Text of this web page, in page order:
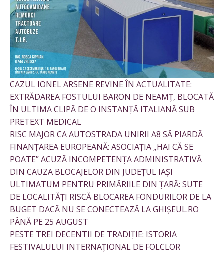
CAZUL IONEL ARSENE REVINE ÎN ACTUALITATE:
EXTRĂDAREA FOSTULUI BARON DE NEAMȚ, BLOCATĂ
ÎN ULTIMA CLIPĂ DE O INSTANȚĂ ITALIANĂ SUB
PRETEXT MEDICAL
RISC MAJOR CA AUTOSTRADA UNIRII A8 SĂ PIARDĂ
FINANȚAREA EUROPEANĂ: ASOCIAȚIA „HAI CĂ SE
POATE” ACUZĂ INCOMPETENȚA ADMINISTRATIVĂ
DIN CAUZA BLOCAJELOR DIN JUDEȚUL IAȘI
ULTIMATUM PENTRU PRIMĂRIILE DIN ȚARĂ: SUTE
DE LOCALITĂȚI RISCĂ BLOCAREA FONDURILOR DE LA
BUGET DACĂ NU SE CONECTEAZĂ LA GHIȘEUL.RO
PÂNĂ PE 25 AUGUST
PESTE TREI DECENTII DE TRADIȚIE: ISTORIA
FESTIVALULUI INTERNAȚIONAL DE FOLCLOR